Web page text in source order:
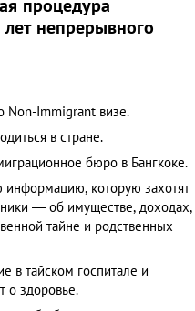
процедура
непрерывного
Non-Immigrant визе.
в стране.
бюро в Бангкоке.
информацию, которую захотят
— об имуществе, доходах,
тайне и родственных
в тайском госпитале и
о здоровье.